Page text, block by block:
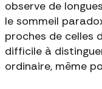
observe de
le sommeil
proches de celles
difficile à
ordinaire, même